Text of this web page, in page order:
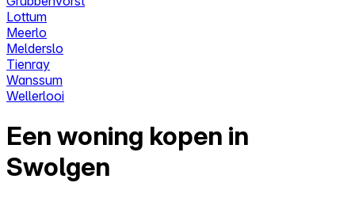
Lottum
Meerlo
Melderslo
Tienray
Wanssum
Wellerlooi
Een woning kopen in
Swolgen